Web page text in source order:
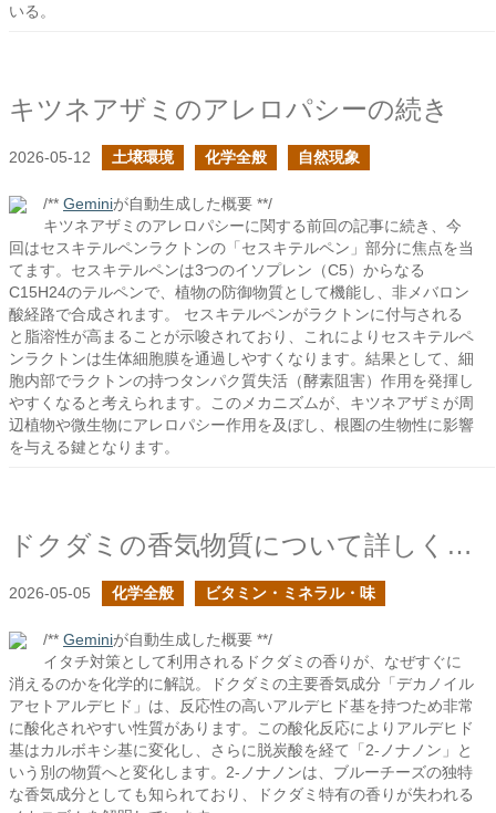
いる。
キツネアザミのアレロパシーの続き
2026-05-12 土壌環境 化学全般 自然現象
/** Geminiが自動生成した概要 **/
キツネアザミのアレロパシーに関する前回の記事に続き、今
回はセスキテルペンラクトンの「セスキテルペン」部分に焦点を当
てます。セスキテルペンは3つのイソプレン（C5）からなる
C15H24のテルペンで、植物の防御物質として機能し、非メバロン
酸経路で合成されます。 セスキテルペンがラクトンに付与される
と脂溶性が高まることが示唆されており、これによりセスキテルペ
ンラクトンは生体細胞膜を通過しやすくなります。結果として、細
胞内部でラクトンの持つタンパク質失活（酵素阻害）作用を発揮し
やすくなると考えられます。このメカニズムが、キツネアザミが周
辺植物や微生物にアレロパシー作用を及ぼし、根圏の生物性に影響
を与える鍵となります。
ドクダミの香気物質について詳しくみる
2026-05-05 化学全般 ビタミン・ミネラル・味
/** Geminiが自動生成した概要 **/
イタチ対策として利用されるドクダミの香りが、なぜすぐに
消えるのかを化学的に解説。ドクダミの主要香気成分「デカノイル
アセトアルデヒド」は、反応性の高いアルデヒド基を持つため非常
に酸化されやすい性質があります。この酸化反応によりアルデヒド
基はカルボキシ基に変化し、さらに脱炭酸を経て「2-ノナノン」と
いう別の物質へと変化します。2-ノナノンは、ブルーチーズの独特
な香気成分としても知られており、ドクダミ特有の香りが失われる